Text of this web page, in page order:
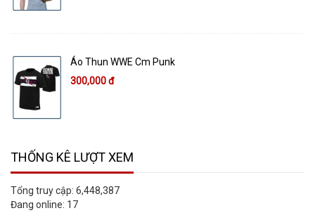
Áo Thun WWE Cm Punk
300,000 đ
THỐNG KÊ LƯỢT XEM
Tổng truy cập: 6,448,387
Đang online: 17